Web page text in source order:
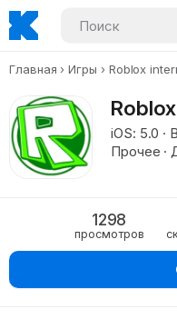
Главная Игры Roblox
iOS: 5.0 ·
Прочее ·
1298
просмотров